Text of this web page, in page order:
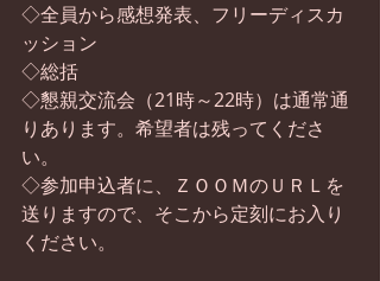
◇全員から感想発表、フリーディスカ
ッション
◇総括
◇懇親交流会（21時～22時）は通常通
りあります。希望者は残ってくださ
い。
◇参加申込者に、ＺＯＯＭのＵＲＬを
送りますので、そこから定刻にお入り
ください。